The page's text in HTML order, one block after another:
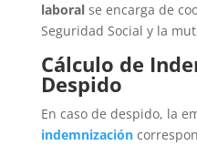
laboralse encarga de
Seguridad Social y la
Cálculo de
Despido
En caso de despido, la
indemnización